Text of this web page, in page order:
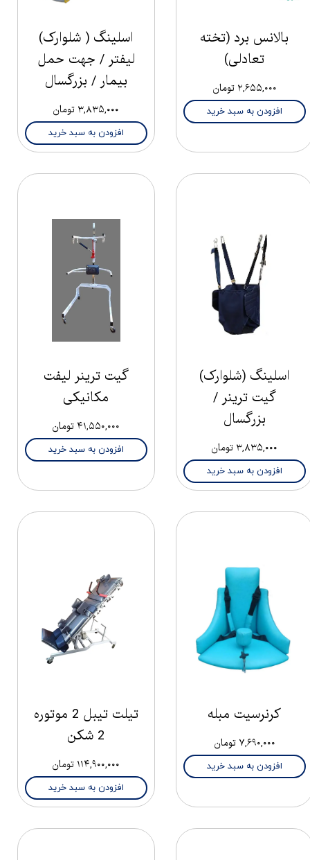
بالانس برد (تخته
تعادلی)
۲,۶۵۵,۰۰۰ تومان
افزودن به سبد خرید
اسلینگ ( شلوارک)
لیفتر / جهت حمل
بیمار / بزرگسال
۳,۸۳۵,۰۰۰ تومان
افزودن به سبد خرید
اسلینگ (شلوارک)
گیت ترینر /
بزرگسال
۳,۸۳۵,۰۰۰ تومان
افزودن به سبد خرید
گیت ترینر لیفت
مکانیکی
۴۱,۵۵۰,۰۰۰ تومان
افزودن به سبد خرید
کرنرسیت مبله
۷,۶۹۰,۰۰۰ تومان
افزودن به سبد خرید
تیلت تیبل 2 موتوره
2 شکن
۱۱۴,۹۰۰,۰۰۰ تومان
افزودن به سبد خرید